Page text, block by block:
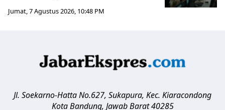
Jumat, 7 Agustus 2026, 10:48 PM
Jl. Soekarno-Hatta No.627, Sukapura, Kec. Kiaracondong
Kota Bandung, Jawab Barat 40285